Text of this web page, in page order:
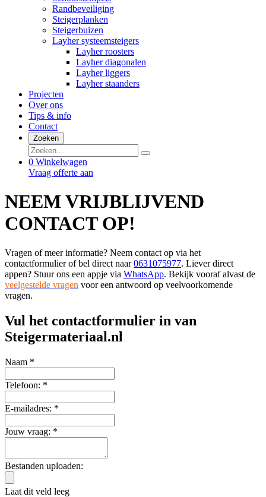
Randbeveiliging
Steigerplanken
Steigerbuizen
Layher systeemsteigers
Layher roosters
Layher diagonalen
Layher liggers
Layher staanders
Projecten
Over ons
Tips & info
Contact
Zoeken
0 Winkelwagen
Vraag offerte aan
NEEM VRIJBLIJVEND
CONTACT OP!
Vragen of meer informatie? Neem contact op via het
contactformulier of bel direct naar0631075977. Liever direct
appen? Stuur ons een appje via WhatsApp. Bekijk vooraf alvast de
veelgestelde vragen voor een antwoord op veelvoorkomende
vragen.
Vul het contactformulier in van
Steigermateriaal.nl
Naam *
Telefoon: *
E-mailadres: *
Jouw vraag: *
Bestanden uploaden:
Laat dit veld leeg